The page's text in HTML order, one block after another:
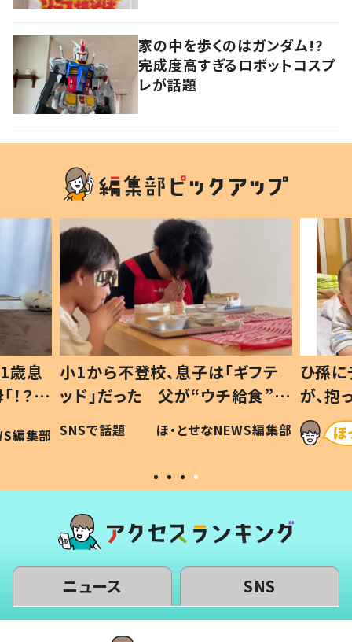
家の中を歩くのはガンダム!?
完成度高すぎるロボットコスプ
レが話題
歳息
？」
編集部
小1から不登校、息子は「ギフテ
ッド」だった 父が“ウチ給食”を
作り続ける理由とは #令和の親
#令和の子
SNSで話題 ほ・とせなNEWS編集部
ひ孫
が、
「涙が
い」
ニュース SNS